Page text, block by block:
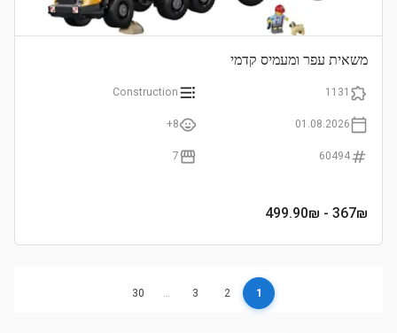
משאית עפר ומעמיס קדמי
1131
Construction
01.08.2026
8+
60494
7
367₪
- 499.90₪
1
2
3
30